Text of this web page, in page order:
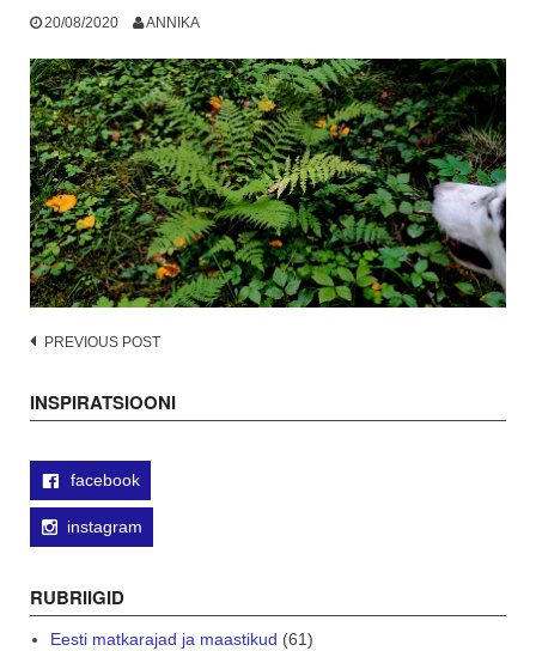
20/08/2020 ANNIKA
Post
PREVIOUS POST
INSPIRATSIOONI
facebook
instagram
RUBRIIGID
Eesti matkarajad ja maastikud (61)